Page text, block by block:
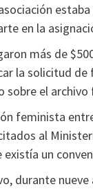
en la
más de
la solicitud
sobre el
feminista
al
un
durante